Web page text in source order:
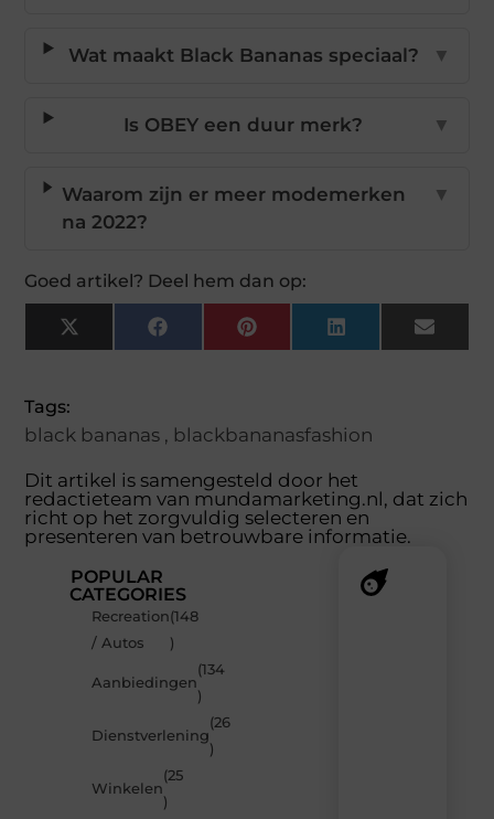
Wat maakt Black Bananas speciaal? ▼
Is OBEY een duur merk? ▼
Waarom zijn er meer modemerken
na 2022?
▼
Goed artikel? Deel hem dan op:
X
(Twitter)
FacebookPinterestLinkedInEmail
Tags:
black bananas , blackbananasfashion
Dit artikel is samengesteld door het
redactieteam van mundamarketing.nl, dat zich
richt op het zorgvuldig selecteren en
presenteren van betrouwbare informatie.
POPULAR
CATEGORIES
Recreation
/ Autos
(148
)
Aanbiedingen
(134
)
Dienstverlening
(26
)
Winkelen
(25
)